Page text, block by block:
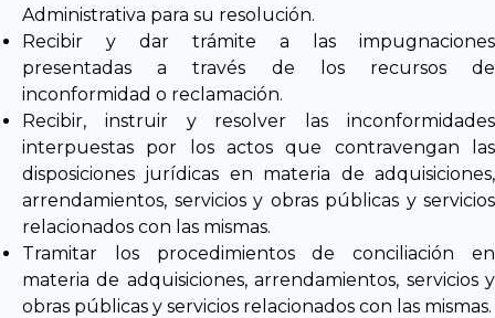
Administrativa para su resolución.
Recibir y dar trámite a las impugnaciones
presentadas a través de los recursos de
inconformidad o reclamación.
Recibir, instruir y resolver las inconformidades
interpuestas por los actos que contravengan las
disposiciones jurídicas en materia de adquisiciones,
arrendamientos, servicios y obras públicas y servicios
relacionados con las mismas.
Tramitar los procedimientos de conciliación en
materia de adquisiciones, arrendamientos, servicios y
obras públicas y servicios relacionados con las mismas.